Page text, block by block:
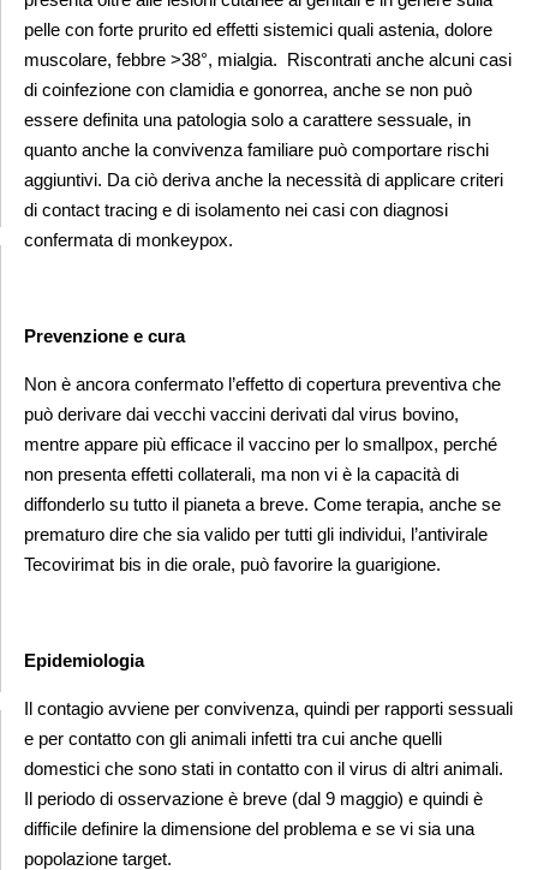
pelle con forte prurito ed effetti sistemici quali astenia, dolore
muscolare, febbre >38°, mialgia. Riscontrati anche alcuni casi
di coinfezione con clamidia e gonorrea, anche se non può
essere definita una patologia solo a carattere sessuale, in
quanto anche la convivenza familiare può comportare rischi
aggiuntivi. Da ciò deriva anche la necessità di applicare criteri
di contact tracing e di isolamento nei casi con diagnosi
confermata di monkeypox.
Prevenzione e cura
Non è ancora confermato l’effetto di copertura preventiva che
può derivare dai vecchi vaccini derivati dal virus bovino,
mentre appare più efficace il vaccino per lo smallpox, perché
non presenta effetti collaterali, ma non vi è la capacità di
diffonderlo su tutto il pianeta a breve. Come terapia, anche se
prematuro dire che sia valido per tutti gli individui, l’antivirale
Tecovirimat bis in die orale, può favorire la guarigione.
Epidemiologia
Il contagio avviene per convivenza, quindi per rapporti sessuali
e per contatto con gli animali infetti tra cui anche quelli
domestici che sono stati in contatto con il virus di altri animali.
Il periodo di osservazione è breve (dal 9 maggio) e quindi è
difficile definire la dimensione del problema e se vi sia una
popolazione target.